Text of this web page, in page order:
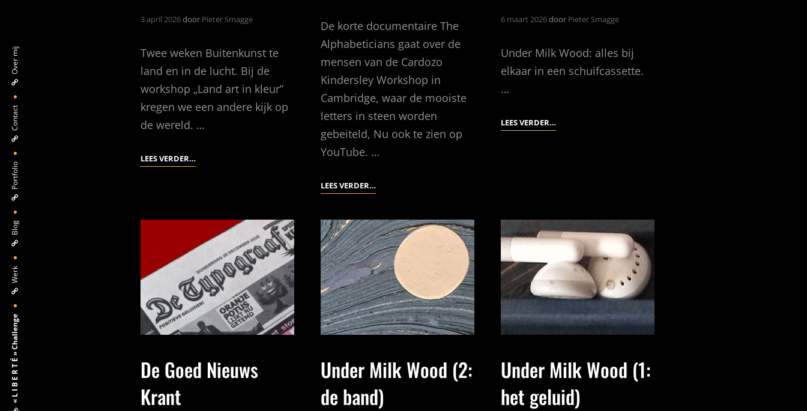
« L I B E R T É » Challenge
Werk
Blog
Portfolio
Contact
Over mij
3 april 2026door Pieter Smagge
Twee weken Buitenkunst te
land en in de lucht. Bij de
workshop „Land art in kleur”
kregen we een andere kijk op
de wereld. …
LEES VERDER…LAND
De korte documentaire The
Alphabeticians gaat over de
mensen van de Cardozo
Kindersley Workshop in
Cambridge, waar de mooiste
letters in steen worden
gebeiteld, Nu ook te zien op
YouTube. …
LEES VERDER…DE
6 maart 2026door Pieter Smagge
Under Milk Wood: alles bij
elkaar in een schuifcassette.
…
LEES VERDER…UNDER
De Goed Nieuws
Krant
Under Milk Wood (2:
de band)
Under Milk Wood (1:
het geluid)